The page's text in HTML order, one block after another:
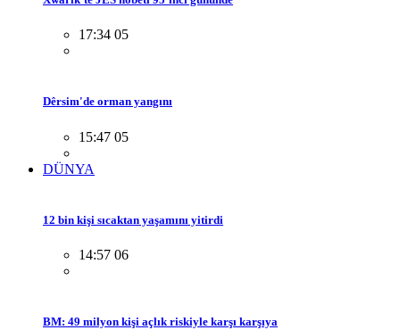
17:34 05
Dêrsim'de orman yangını
15:47 05
DÜNYA
12 bin kişi sıcaktan yaşamını yitirdi
14:57 06
BM: 49 milyon kişi açlık riskiyle karşı karşıya